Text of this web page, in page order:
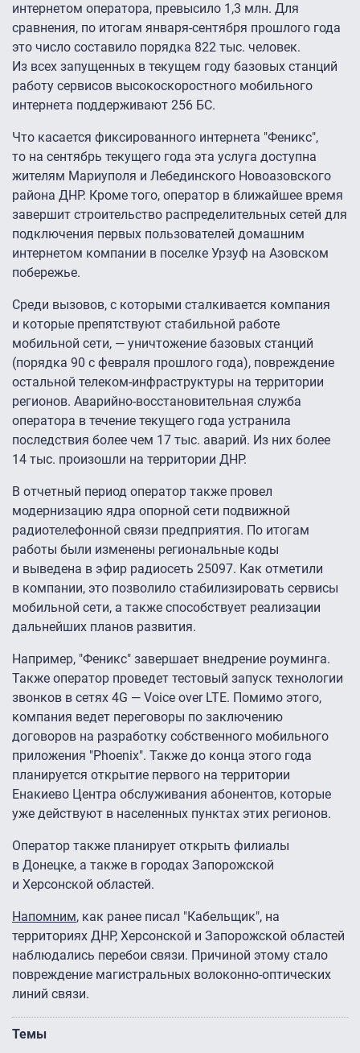
интернетом оператора, превысило 1,3 млн. Для
сравнения, по итогам января-сентября прошлого года
это число составило порядка 822 тыс. человек.
Из всех запущенных в текущем году базовых станций
работу сервисов высокоскоростного мобильного
интернета поддерживают 256 БС.
Что касается фиксированного интернета "Феникс",
то на сентябрь текущего года эта услуга доступна
жителям Мариуполя и Лебединского Новоазовского
района ДНР. Кроме того, оператор в ближайшее время
завершит строительство распределительных сетей для
подключения первых пользователей домашним
интернетом компании в поселке Урзуф на Азовском
побережье.
Среди вызовов, с которыми сталкивается компания
и которые препятствуют стабильной работе
мобильной сети, — уничтожение базовых станций
(порядка 90 с февраля прошлого года), повреждение
остальной телеком-инфраструктуры на территории
регионов. Аварийно-восстановительная служба
оператора в течение текущего года устранила
последствия более чем 17 тыс. аварий. Из них более
14 тыс. произошли на территории ДНР.
В отчетный период оператор также провел
модернизацию ядра опорной сети подвижной
радиотелефонной связи предприятия. По итогам
работы были изменены региональные коды
и выведена в эфир радиосеть 25097. Как отметили
в компании, это позволило стабилизировать сервисы
мобильной сети, а также способствует реализации
дальнейших планов развития.
Например, "Феникс" завершает внедрение роуминга.
Также оператор проведет тестовый запуск технологии
звонков в сетях 4G — Voice over LTE. Помимо этого,
компания ведет переговоры по заключению
договоров на разработку собственного мобильного
приложения "Phoenix". Также до конца этого года
планируется открытие первого на территории
Енакиево Центра обслуживания абонентов, которые
уже действуют в населенных пунктах этих регионов.
Оператор также планирует открыть филиалы
в Донецке, а также в городах Запорожской
и Херсонской областей.
Напомним, как ранее писал "Кабельщик", на
территориях ДНР, Херсонской и Запорожской областей
наблюдались перебои связи. Причиной этому стало
повреждение магистральных волоконно-оптических
линий связи.
Темы